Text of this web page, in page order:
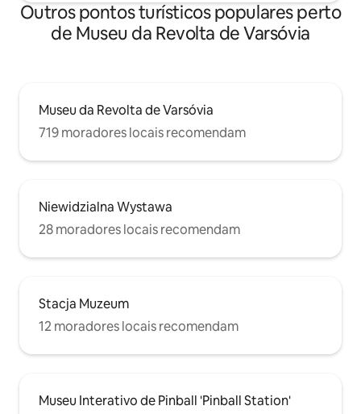
Outros pontos turísticos populares perto
de Museu da Revolta de Varsóvia
Museu da Revolta de Varsóvia
719 moradores locais recomendam
Niewidzialna Wystawa
28 moradores locais recomendam
Stacja Muzeum
12 moradores locais recomendam
Museu Interativo de Pinball 'Pinball Station'